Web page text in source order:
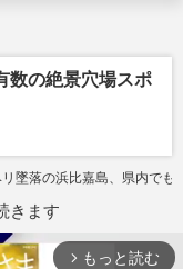
数の絶景穴場スポ
墜落の浜比嘉島、県内でも
きます
arrow_forward_ios もっと読む